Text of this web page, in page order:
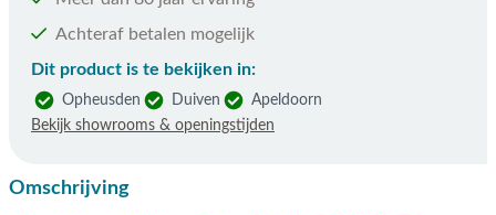
Achteraf betalen mogelijk
Dit product is te bekijken in:
Opheusden Duiven
Apeldoorn
Bekijk showrooms & openingstijden
Omschrijving